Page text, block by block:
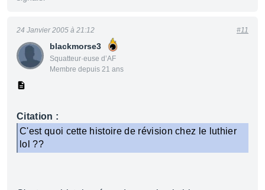
blackmorse3
Squatteur·euse d’AF
Membre depuis 21 ans
24 Janvier 2005 à 21:12 #11
Citation :
C'est quoi cette histoire de révision chez le luthier
lol ??